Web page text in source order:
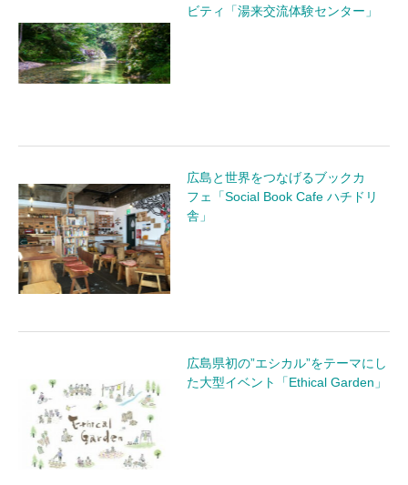
ビティ「湯来交流体験センター」
広島と世界をつなげるブックカ
フェ「Social Book Cafe ハチドリ
舎」
広島県初の”エシカル”をテーマにし
た大型イベント「Ethical Garden」